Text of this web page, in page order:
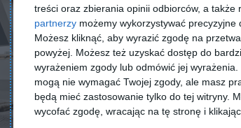
treści oraz zbierania opinii odbiorców, a także
partnerzy możemy wykorzystywać
Możesz kliknąć, aby wyrazić zgodę na
powyżej. Możesz też uzyskać dostęp do
wyrażeniem zgody lub odmówić jej wyrażenia.
mogą nie wymagać Twojej zgody, ale masz
będą mieć zastosowanie tylko do tej witryny.
wycofać zgodę, wracając na tę stronę i